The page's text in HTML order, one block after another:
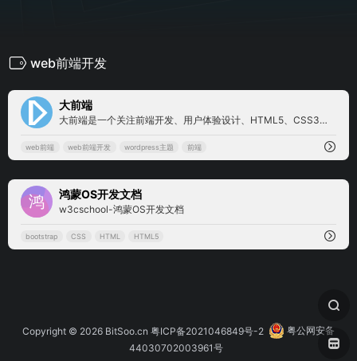
web前端开发
大前端
大前端是一个关注前端开发、用户体验设计、HTML5、CSS3、Javascript的前端开发独立博客。
web前端 web前端开发 wordpress主题 前端
鸿蒙OS开发文档
w3cschool-鸿蒙OS开发文档
bootstrap CSS HTML HTML5
Copyright © 2026 BitSoo.cn 粤ICP备2021046849号-2
粤公网安备
44030702003961号